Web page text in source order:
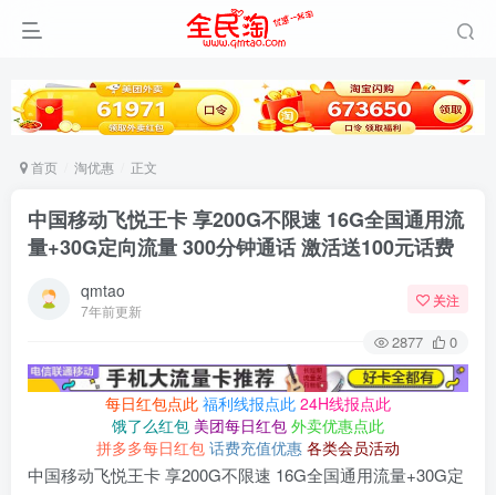
首页 淘优惠 正文
中国移动飞悦王卡 享200G不限速 16G全国通用流
量+30G定向流量 300分钟通话 激活送100元话费
qmtao
7年前更新
关注
2877 0
每日红包点此 福利线报点此 24H线报点此
饿了么红包 美团每日红包 外卖优惠点此
拼多多每日红包 话费充值优惠 各类会员活动
中国移动飞悦王卡 享200G不限速 16G全国通用流量+30G定